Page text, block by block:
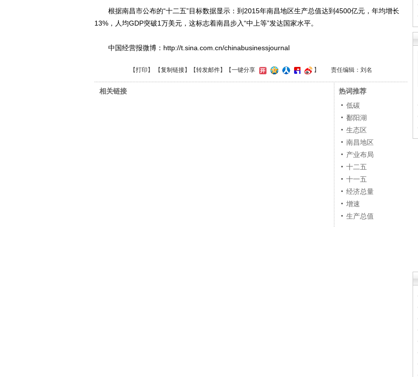
根据南昌市公布的“十二五”目标数据显示：到2015年南昌地区生产总值达到4500亿元，年均增长
13%，人均GDP突破1万美元，这标志着南昌步入“中上等”发达国家水平。
中国经营报微博：http://t.sina.com.cn/chinabusinessjournal
【打印 】 【复制链接】【转发邮件】 【一键分享 】 责任编辑：刘名
相关链接
热词推荐
低碳
鄱阳湖
生态区
南昌地区
产业布局
十二五
十一五
经济总量
增速
生产总值